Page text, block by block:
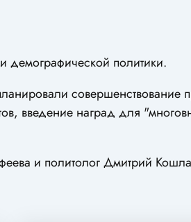
демографической политики.
совершенствование
введение наград для
и политолог Дмитрий